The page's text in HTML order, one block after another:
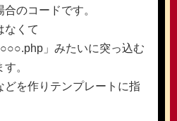
のコードです。
なくて
」みたいに突っ込む
。
どを作りテンプレートに指